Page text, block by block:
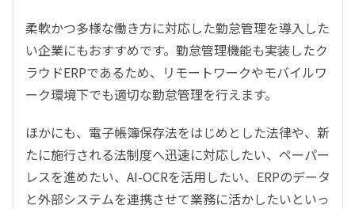
柔軟かつ多様な働き方に対応した勤怠管理を導入した
い企業にもおすすめです。勤怠管理機能も実装したク
ラウドERPであるため、リモートワークやモバイルワ
ーク環境下でも適切な勤怠管理を行えます。
ほかにも、電子帳簿保存法をはじめとした法律や、新
たに施行される法制度へ迅速に対応したい、ペーパー
レスを進めたい、AI-OCRを活用したい、ERPのデータ
と外部システムを連携させて業務に活かしたいといっ